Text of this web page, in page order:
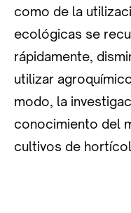
como de la
ecológicas se
rápidamente,
utilizar
modo, la
conocimiento del
cultivos de